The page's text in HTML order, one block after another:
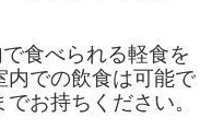
食べられる軽食を
内での飲食は可能で
お持ちください。